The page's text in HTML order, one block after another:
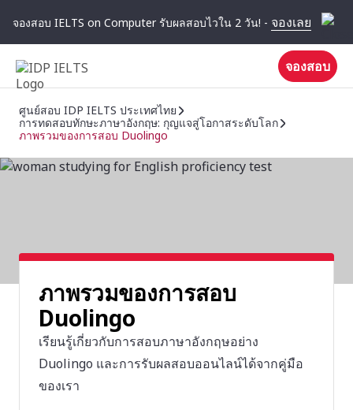
จองสอบ IELTS on Computer รับผลสอบไวใน 2 วัน! - จองเลย
จองสอบ
ศูนย์สอบ IDP IELTS ประเทศไทย
การทดสอบทักษะภาษาอังกฤษ: กุญแจสู่โอกาสระดับโลก
ภาพรวมของการสอบ Duolingo
ภาพรวมของการสอบ
Duolingo
เรียนรู้เกี่ยวกับการสอบภาษาอังกฤษอย่าง
Duolingo และการรับผลสอบออนไลน์ได้จากคู่มือ
ของเรา